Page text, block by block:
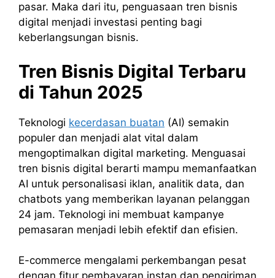
pasar. Maka dari itu, penguasaan tren bisnis
digital menjadi investasi penting bagi
keberlangsungan bisnis.
Tren Bisnis Digital Terbaru
di Tahun 2025
Teknologi kecerdasan buatan (AI) semakin
populer dan menjadi alat vital dalam
mengoptimalkan digital marketing. Menguasai
tren bisnis digital berarti mampu memanfaatkan
AI untuk personalisasi iklan, analitik data, dan
chatbots yang memberikan layanan pelanggan
24 jam. Teknologi ini membuat kampanye
pemasaran menjadi lebih efektif dan efisien.
E-commerce mengalami perkembangan pesat